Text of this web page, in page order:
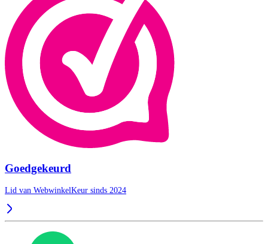
Goedgekeurd
Lid van WebwinkelKeur sinds 2024